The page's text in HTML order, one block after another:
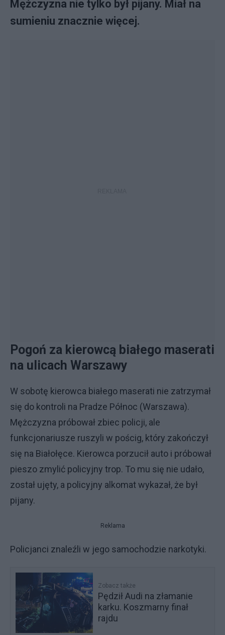
Mężczyzna nie tylko był pijany. Miał na
sumieniu znacznie więcej.
Pogoń za kierowcą białego maserati
na ulicach Warszawy
W sobotę kierowca białego maserati nie zatrzymał
się do kontroli na Pradze Północ (Warszawa).
Mężczyzna próbował zbiec policji, ale
funkcjonariusze ruszyli w pościg, który zakończył
się na Białołęce. Kierowca porzucił auto i próbował
pieszo zmylić policyjny trop. To mu się nie udało,
został ujęty, a policyjny alkomat wykazał, że był
pijany.
Reklama
Policjanci znaleźli w jego samochodzie narkotyki.
Zobacz także
Pędził Audi na złamanie
karku. Koszmarny finał
rajdu